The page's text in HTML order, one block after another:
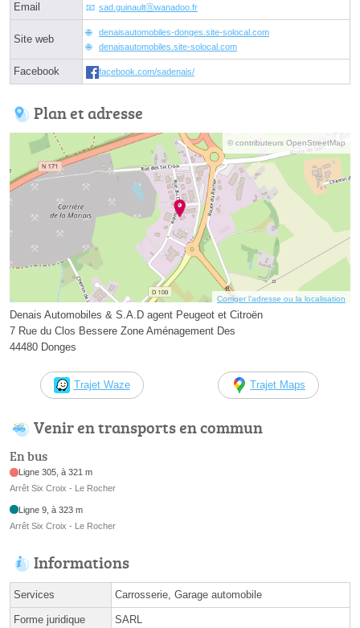
Email sad.guinaultⓐwanadoo.fr
Site web
denaisautomobiles-donges.site-solocal.com
denaisautomobiles.site-solocal.com
Facebook facebook.com/sadenais/
Plan et adresse
© contributeurs OpenStreetMap
Corriger l’adresse ou la localisation
Denais Automobiles & S.A.D agent Peugeot et Citroën
7 Rue du Clos Bessere Zone Aménagement Des
44480 Donges
Trajet Waze Trajet Maps
Venir en transports en commun
En bus
Ligne 305, à 321 m
Arrêt Six Croix - Le Rocher
Ligne 9, à 323 m
Arrêt Six Croix - Le Rocher
Informations
Services Carrosserie, Garage automobile
Forme juridique SARL